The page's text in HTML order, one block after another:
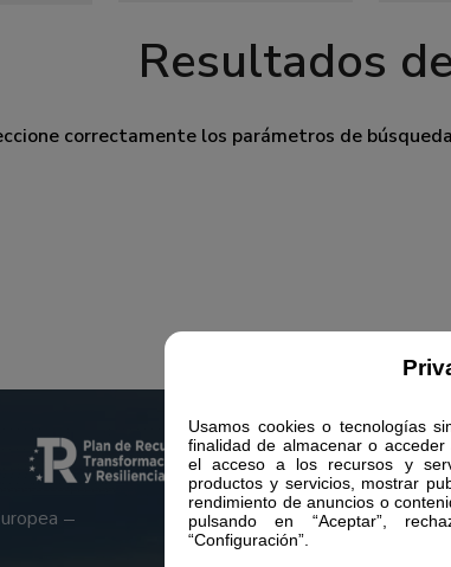
Usamos cookies o tecnologías
finalidad de almacenar o
el acceso a los recursos y
productos y servicios, mostrar
rendimiento de anuncios o
pulsando en “Aceptar”,
“Configuración”.
Resultados
correctamente los parámetros de búsqueda
–
Páginas legales
Aviso Legal